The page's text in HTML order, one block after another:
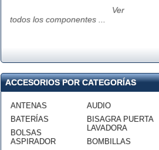
Ver
todos los componentes ...
ACCESORIOS POR CATEGORÍAS
ANTENAS
BATERÍAS
BOLSAS
ASPIRADOR
AUDIO
BISAGRA PUERTA
LAVADORA
BOMBILLAS